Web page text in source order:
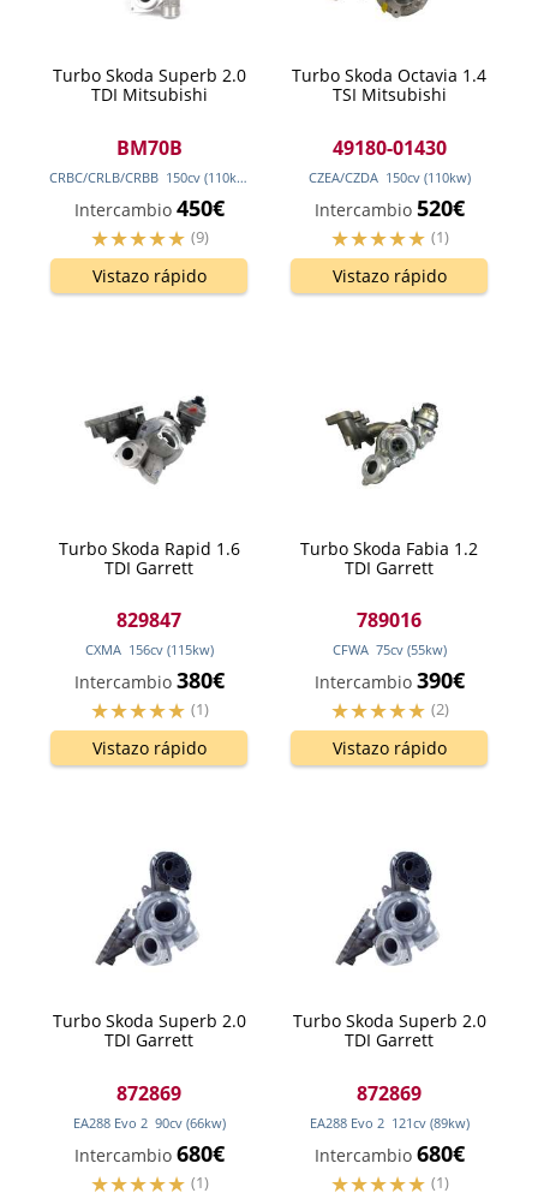
Turbo Skoda Superb 2.0
TDI Mitsubishi
BM70B
CRBC/CRLB/CRBB 150cv (110kw
Intercambio 450€
(9)
Vistazo rápido
Turbo Skoda Octavia 1.4
TSI Mitsubishi
49180-01430
CZEA/CZDA 150cv (110kw)
Intercambio 520€
(1)
Vistazo rápido
Turbo Skoda Rapid 1.6
TDI Garrett
829847
CXMA 156cv (115kw)
Intercambio 380€
(1)
Vistazo rápido
Turbo Skoda Fabia 1.2
TDI Garrett
789016
CFWA 75cv (55kw)
Intercambio 390€
(2)
Vistazo rápido
Turbo Skoda Superb 2.0
TDI Garrett
872869
EA288 Evo 2 90cv (66kw)
Intercambio 680€
(1)
Turbo Skoda Superb 2.0
TDI Garrett
872869
EA288 Evo 2 121cv (89kw)
Intercambio 680€
(1)